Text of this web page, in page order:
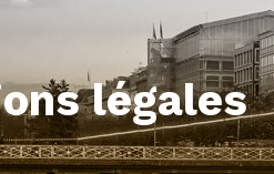
légales